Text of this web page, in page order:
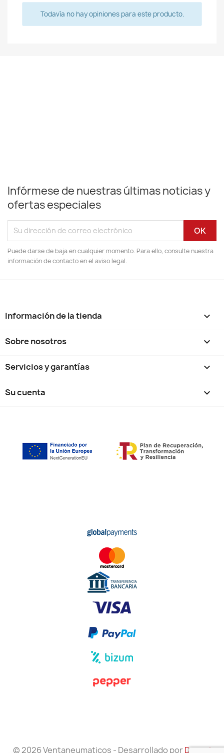
Todavía no hay opiniones para este producto.
Infórmese de nuestras últimas noticias y
ofertas especiales
Puede darse de baja en cualquier momento. Para ello, consulte nuestra
información de contacto en el aviso legal.
Información de la tienda keyboard_arrow_down
Sobre nosotros 
Servicios y garantías 
Su cuenta 
© 2026 Ventaneumaticos - Desarrollado porDanzai